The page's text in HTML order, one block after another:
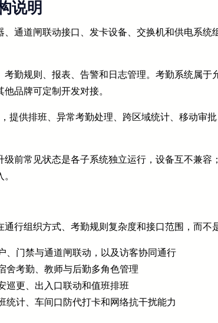
说明
通道闸联动接口、发卡设备、交换机和供电系统
勤规则、报表、告警和日志管理。考勤系统属于
品牌可定制开发对接。
提供排班、异常考勤处理、跨区域统计、移动审
前常见状态是各子系统独立运行，设备互不兼容
行组织方式、考勤规则复杂度和接口范围，而不
、门禁与通道闸联动，以及访客协同通行
舍考勤、教师与后勤多角色管理
巡更、出入口联动和值班排班
统计、车间口防代打卡和网络抗干扰能力